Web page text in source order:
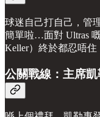
球迷自己打自己，管
簡單啦…面對 Ultras
Keller）終於都忍唔住
公關戰線：主席凱